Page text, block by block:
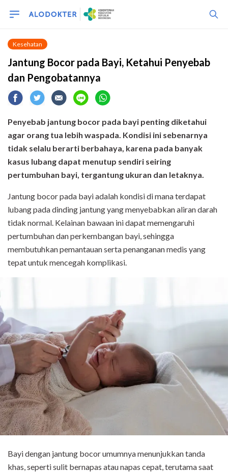
Kesehatan
Jantung Bocor pada Bayi, Ketahui Penyebab
dan Pengobatannya
Penyebab jantung bocor pada bayi penting diketahui
agar orang tua lebih waspada. Kondisi ini sebenarnya
tidak selalu berarti berbahaya, karena pada banyak
kasus lubang dapat menutup sendiri seiring
pertumbuhan bayi, tergantung ukuran dan letaknya.
Jantung bocor pada bayi adalah kondisi di mana terdapat
lubang pada dinding jantung yang menyebabkan aliran darah
tidak normal. Kelainan bawaan ini dapat memengaruhi
pertumbuhan dan perkembangan bayi, sehingga
membutuhkan pemantauan serta penanganan medis yang
tepat untuk mencegah komplikasi.
Bayi dengan jantung bocor umumnya menunjukkan tanda
khas, seperti sulit bernapas atau napas cepat, terutama saat